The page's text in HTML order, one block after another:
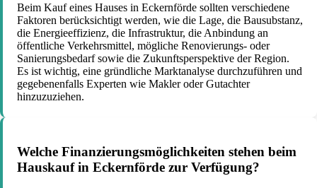
Beim Kauf eines Hauses in Eckernförde sollten verschiedene
Faktoren berücksichtigt werden, wie die Lage, die Bausubstanz,
die Energieeffizienz, die Infrastruktur, die Anbindung an
öffentliche Verkehrsmittel, mögliche Renovierungs- oder
Sanierungsbedarf sowie die Zukunftsperspektive der Region.
Es ist wichtig, eine gründliche Marktanalyse durchzuführen und
gegebenenfalls Experten wie Makler oder Gutachter
hinzuzuziehen.
Welche Finanzierungsmöglichkeiten stehen beim
Hauskauf in Eckernförde zur Verfügung?